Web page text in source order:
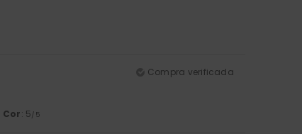
Compra verificada
Cor: 5/5